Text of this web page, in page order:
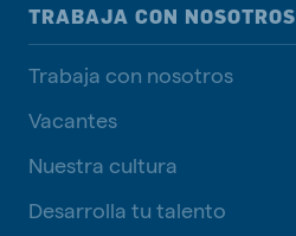
TRABAJA CON NOSOTROS
Trabaja con nosotros
Vacantes
Nuestra cultura
Desarrolla tu talento